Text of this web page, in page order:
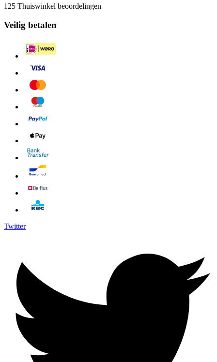
125 Thuiswinkel beoordelingen
Veilig betalen
Twitter